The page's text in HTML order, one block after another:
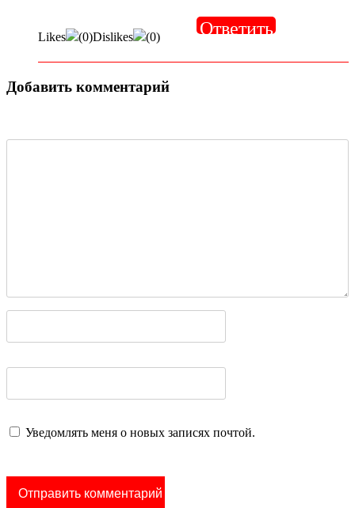
Likes (0)Dislikes (0) Ответить
Добавить комментарий
Уведомлять меня о новых записях почтой.